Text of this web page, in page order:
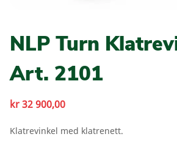
NLP Turn
Art. 2101
kr32 900,00
Klatrevinkel med klatrenett.